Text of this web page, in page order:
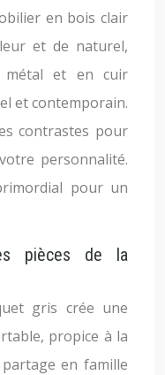
en bois clair
et de naturel,
et en cuir
et contemporain.
contrastes pour
personnalité.
pour un
pièces de la
gris crée une
propice à la
en famille